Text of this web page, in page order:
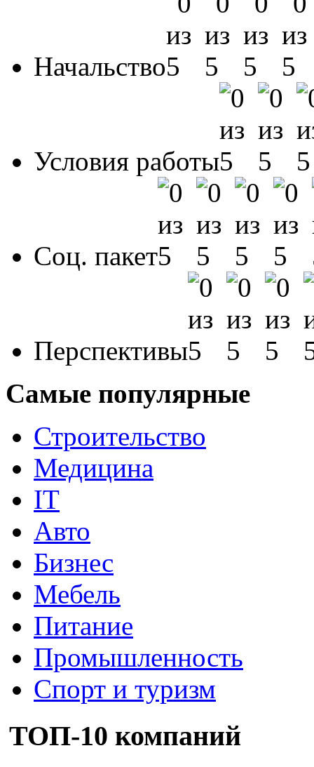
Начальство
Условия работы
Соц. пакет
Перспективы
Самые популярные
Строительство
Медицина
IT
Авто
Бизнес
Мебель
Питание
Промышленность
Спорт и туризм
ТОП-10 компаний